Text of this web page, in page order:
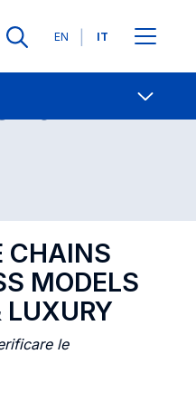
Lingue
EN IT
Open
CHAINS
MODELS
LUXURY
le